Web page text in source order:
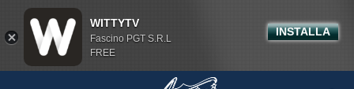
WITTYTV
Fascino PGT S.R.L
FREE
INSTALLA